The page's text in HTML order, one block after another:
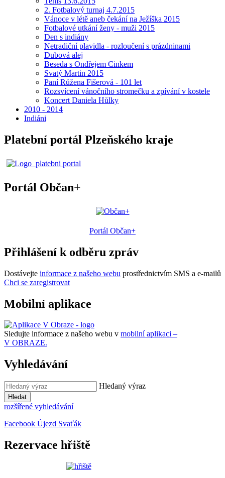
2. Fotbalový turnaj 4.7.2015
Vánoce v létě aneb čekání na Ježíška 2015
Fotbalové utkání ženy - muži 2015
Den s indiány
Netradiční plavidla - rozloučení s prázdninami
Dubová alej
Beseda s Ondřejem Cinkem
Svatý Martin 2015
Paní Růžena Fišerová - 101 let
Rozsvícení vánočního stromečku a zpívání v kostele
Koncert Daniela Hůlky
2010 - 2014
Indiáni
Platební portál Plzeňského kraje
Portál Občan+
Portál Občan+
Přihlášení k odběru zpráv
Dostávejte informace z našeho webu prostřednictvím SMS a e-mailů
Chci se zaregistrovat
Mobilní aplikace
Sledujte informace z našeho webu v mobilní aplikaci –
V OBRAZE.
Vyhledávání
Hledaný výraz
Hledat
rozšířené vyhledávání
Facebook Újezd Svaťák
Rezervace hřiště